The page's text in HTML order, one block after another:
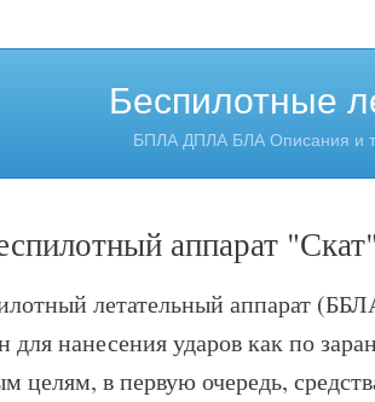
Беспилотные
БПЛА ДПЛА БЛА Описания и
аппарат
летательный аппарат
для нанесения ударов как по
целям, в первую очередь,